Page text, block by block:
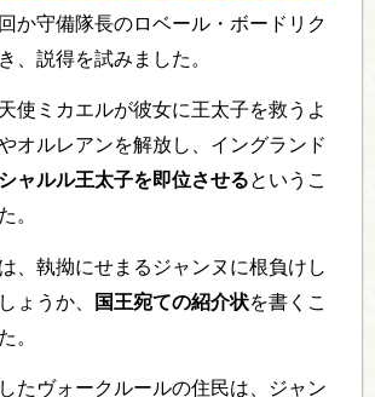
か守備隊長のロベール・ボードリク
、説得を試みました。
使ミカエルが彼女に王太子を救うよ
オルレアンを解放し、イングランド
シャルル王太子を即位させるというこ
。
、執拗にせまるジャンヌに根負けし
ょうか、
国王宛ての紹介状を書くこ
。
たヴォークルールの住民は、ジャン